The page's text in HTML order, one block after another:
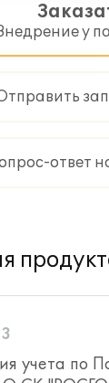
с
из
о
в
у
ответ
учета по